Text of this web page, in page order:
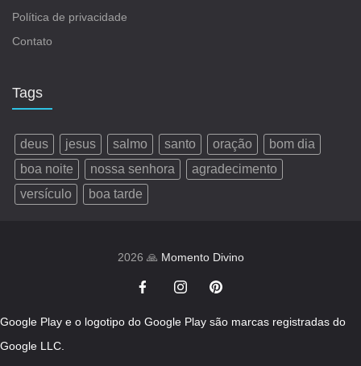
Política de privacidade
Contato
Tags
deus jesus salmo santo oração
bom dia
boa noite
nossa senhora
agradecimento
versículo
boa tarde
2026 🙏 Momento Divino
Google Play e o logotipo do Google Play são marcas registradas do
Google LLC.